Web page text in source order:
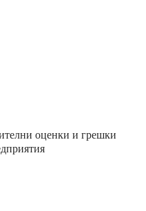
оценки и грешки